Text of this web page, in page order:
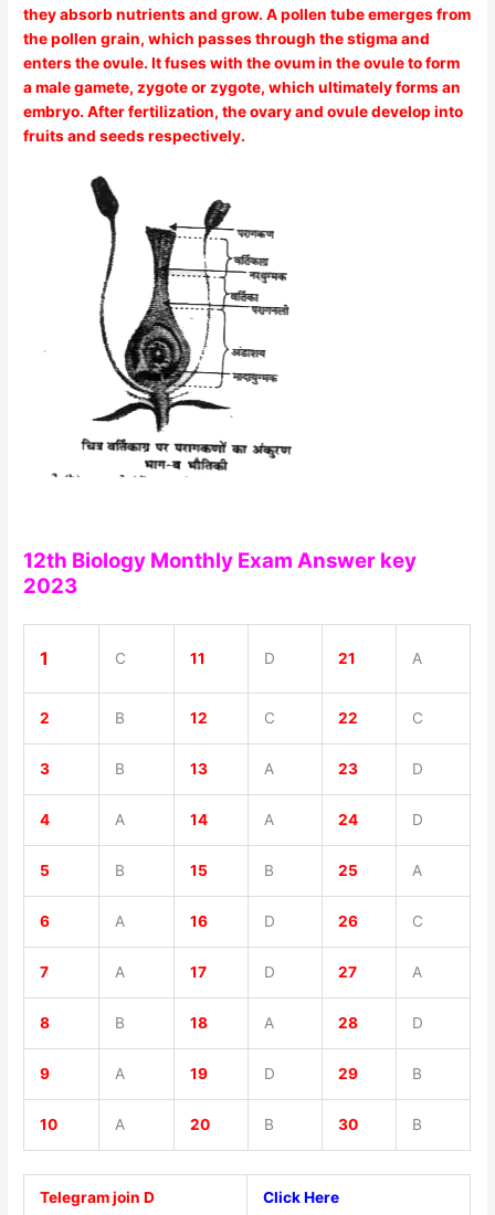
they absorb nutrients and grow. A pollen tube emerges from
the pollen grain, which passes through the stigma and
enters the ovule. It fuses with the ovum in the ovule to form
a male gamete, zygote or zygote, which ultimately forms an
embryo. After fertilization, the ovary and ovule develop into
fruits and seeds respectively.
12th Biology Monthly Exam Answer key
2023
1 C 11 D 21 A
2 B 12 C 22 C
3 B 13 A 23 D
4 A 14 A 24 D
5 B 15 B 25 A
6 A 16 D 26 C
7 A 17 D 27 A
8 B 18 A 28 D
9 A 19 D 29 B
10 A 20 B 30 B
Telegram join D Click Here